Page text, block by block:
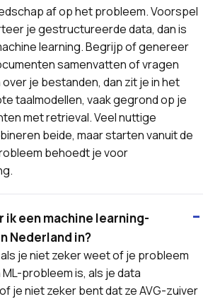
af op het probleem. Voorspel
je gestructureerde data, dan is
learning. Begrijp of genereer
samenvatten of vragen
je bestanden, dan zit je in het
taalmodellen, vaak gegrond op je
met retrieval. Veel nuttige
beide, maar starten vanuit de
behoedt je voor
ik een machine learning-
Nederland in?
je niet zeker weet of je probleem
probleem is, als je data
je niet zeker bent dat ze AVG-zuiver